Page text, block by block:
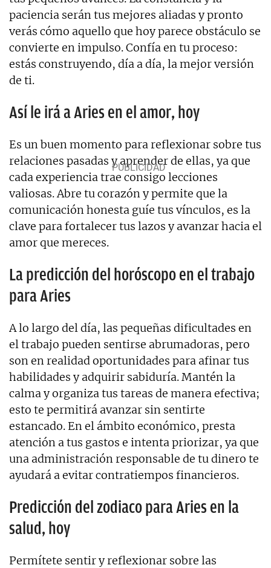
paciencia serán tus mejores aliadas y pronto
verás cómo aquello que hoy parece obstáculo se
convierte en impulso. Confía en tu proceso:
estás construyendo, día a día, la mejor versión
de ti.
Así le irá a Aries en el amor, hoy
Es un buen momento para reflexionar sobre tus
relaciones pasadas y aprender de ellas, ya que
cada experiencia trae consigo lecciones
valiosas. Abre tu corazón y permite que la
comunicación honesta guíe tus vínculos, es la
clave para fortalecer tus lazos y avanzar hacia el
amor que mereces.
La predicción del horóscopo en el trabajo
para Aries
A lo largo del día, las pequeñas dificultades en
el trabajo pueden sentirse abrumadoras, pero
son en realidad oportunidades para afinar tus
habilidades y adquirir sabiduría. Mantén la
calma y organiza tus tareas de manera efectiva;
esto te permitirá avanzar sin sentirte
estancado. En el ámbito económico, presta
atención a tus gastos e intenta priorizar, ya que
una administración responsable de tu dinero te
ayudará a evitar contratiempos financieros.
Predicción del zodiaco para Aries en la
salud, hoy
Permítete sentir y reflexionar sobre las